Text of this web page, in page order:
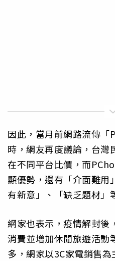
因此，當月前網路流傳
時，網友再度議論，台灣
在不同平台比價，而
顯優勢，還有「介面難用
有新意」、「缺乏題材」
網家也表示，疫情解封後
消費並增加休閒旅遊活動
多，網家以3C家電銷售